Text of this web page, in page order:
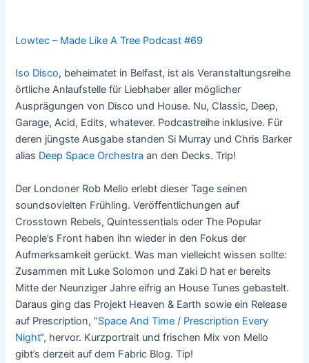
Lowtec – Made Like A Tree Podcast #69
Iso Disco, beheimatet in Belfast, ist als Veranstaltungsreihe
örtliche Anlaufstelle für Liebhaber aller möglicher
Ausprägungen von Disco und House. Nu, Classic, Deep,
Garage, Acid, Edits, whatever. Podcastreihe inklusive. Für
deren jüngste Ausgabe standen Si Murray und Chris Barker
alias Deep Space Orchestra an den Decks. Trip!
Der Londoner Rob Mello erlebt dieser Tage seinen
soundsovielten Frühling. Veröffentlichungen auf
Crosstown Rebels, Quintessentials oder The Popular
People’s Front haben ihn wieder in den Fokus der
Aufmerksamkeit gerückt. Was man vielleicht wissen sollte:
Zusammen mit Luke Solomon und Zaki D hat er bereits
Mitte der Neunziger Jahre eifrig an House Tunes gebastelt.
Daraus ging das Projekt Heaven & Earth sowie ein Release
auf Prescription, “Space And Time / Prescription Every
Night“, hervor. Kurzportrait und frischen Mix von Mello
gibt’s derzeit auf dem Fabric Blog. Tip!